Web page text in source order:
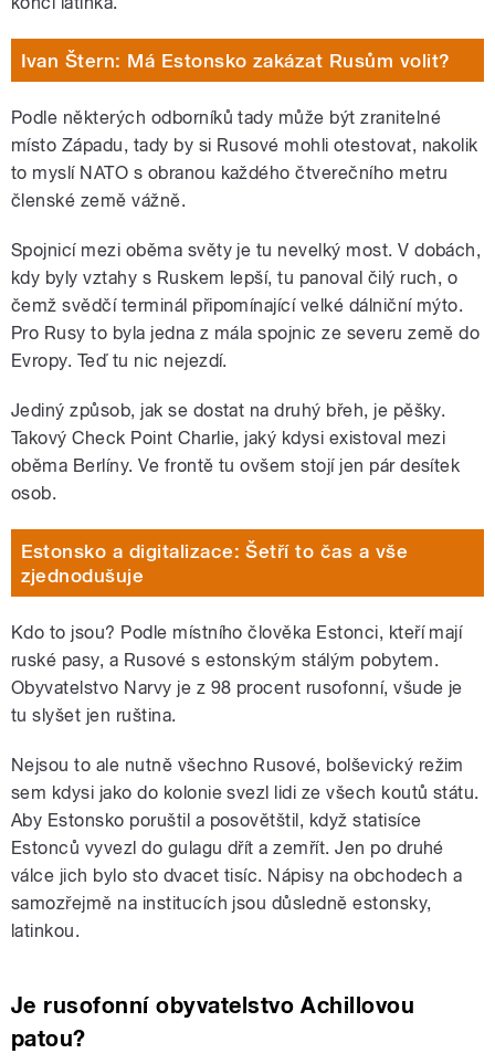
Ivan Štern: Má Estonsko zakázat Rusům volit?
Podle některých odborníků tady může být zranitelné
místo Západu, tady by si Rusové mohli otestovat, nakolik
to myslí NATO s obranou každého čtverečního metru
členské země vážně.
Spojnicí mezi oběma světy je tu nevelký most. V dobách,
kdy byly vztahy s Ruskem lepší, tu panoval čilý ruch, o
čemž svědčí terminál připomínající velké dálniční mýto.
Pro Rusy to byla jedna z mála spojnic ze severu země do
Evropy. Teď tu nic nejezdí.
Jediný způsob, jak se dostat na druhý břeh, je pěšky.
Takový Check Point Charlie, jaký kdysi existoval mezi
oběma Berlíny. Ve frontě tu ovšem stojí jen pár desítek
osob.
Estonsko a digitalizace: Šetří to čas a vše
zjednodušuje
Kdo to jsou? Podle místního člověka Estonci, kteří mají
ruské pasy, a Rusové s estonským stálým pobytem.
Obyvatelstvo Narvy je z 98 procent rusofonní, všude je
tu slyšet jen ruština.
Nejsou to ale nutně všechno Rusové, bolševický režim
sem kdysi jako do kolonie svezl lidi ze všech koutů státu.
Aby Estonsko poruštil a posovětštil, když statisíce
Estonců vyvezl do gulagu dřít a zemřít. Jen po druhé
válce jich bylo sto dvacet tisíc. Nápisy na obchodech a
samozřejmě na institucích jsou důsledně estonsky,
latinkou.
Je rusofonní obyvatelstvo Achillovou
patou?